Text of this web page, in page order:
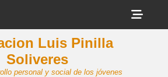
Luis Pinilla
Soliveres
personal y social de los jóvenes